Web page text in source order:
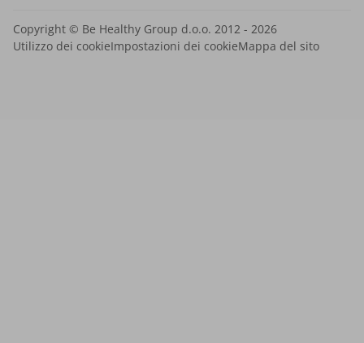
Copyright © Be Healthy Group d.o.o. 2012 - 2026
Utilizzo dei cookieImpostazioni dei cookieMappa del sito